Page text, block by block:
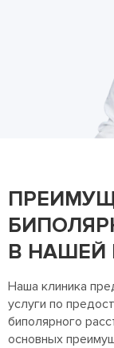
В НАШЕЙ
Наша клиника
услуги по
биполярного
основных